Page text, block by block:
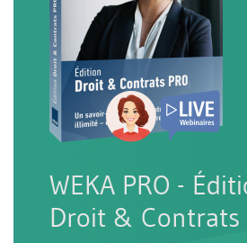
WEKA PRO -
Droit & Contrats